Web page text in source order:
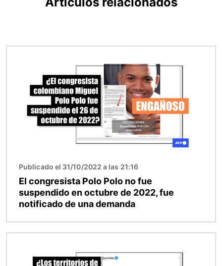
Publicado el 31/10/2022 a las 21:16
El congresista Polo Polo no fue
suspendido en octubre de 2022, fue
notificado de una demanda